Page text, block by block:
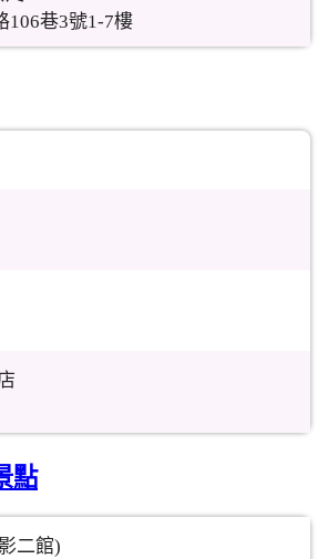
106巷3號1-7樓
點
二館)